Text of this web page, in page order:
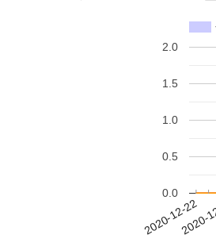
2020-12-22
2020-
0.0
0.5
1.0
1.5
2.0